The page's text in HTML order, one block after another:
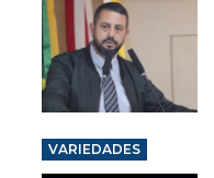
VARIEDADES